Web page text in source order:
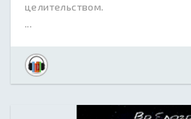
целительством.
...